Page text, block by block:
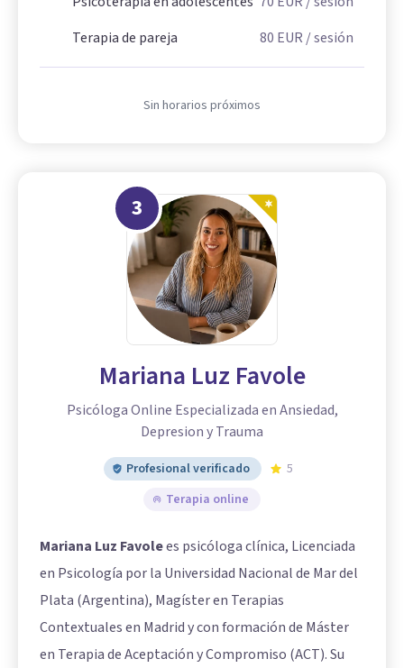
Terapia de pareja
80 EUR / sesión
Sin horarios próximos
3
Mariana Luz Favole
Psicóloga Online Especializada en Ansiedad,
Depresion y Trauma
Profesional verificado
5
Terapia online
Mariana Luz Favolees psicóloga clínica, Licenciada
en Psicología por la Universidad Nacional de Mar del
Plata (Argentina), Magíster en Terapias
Contextuales en Madrid y con formación de Máster
en Terapia de Aceptación y Compromiso (ACT). Su